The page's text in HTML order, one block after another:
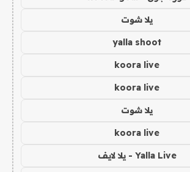
يلا شوت
yalla shoot
koora live
koora live
يلا شوت
koora live
Yalla Live - يلا لايف